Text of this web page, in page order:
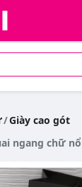
giá rẻ
Giày cao gót
gót vuông to 5p Full